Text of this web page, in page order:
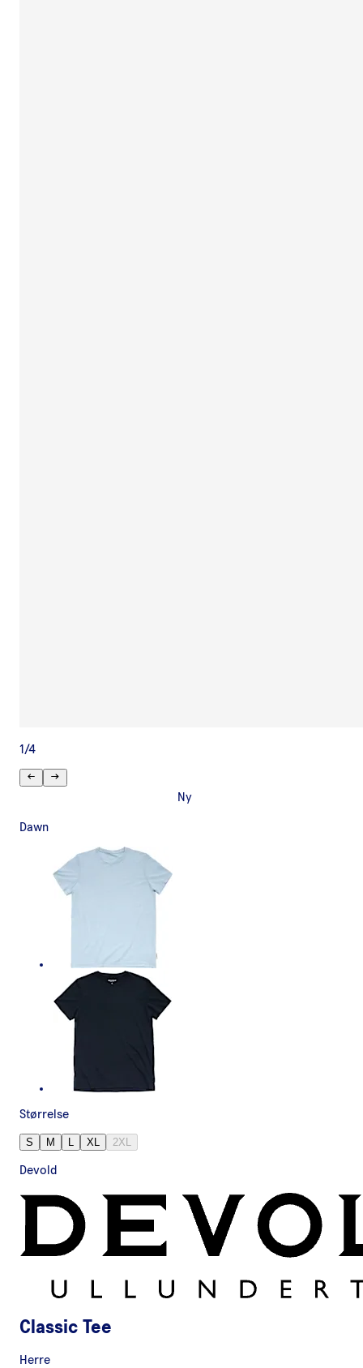
1 /4
Ny
Dawn
Størrelse
S M L XL 2XL
Devold
Classic Tee
Herre